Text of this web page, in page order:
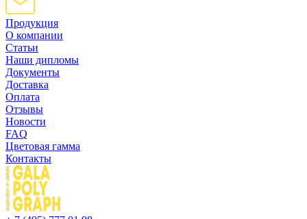
Продукция
О компании
Статьи
Наши дипломы
Документы
Доставка
Оплата
Отзывы
Новости
FAQ
Цветовая гамма
Контакты